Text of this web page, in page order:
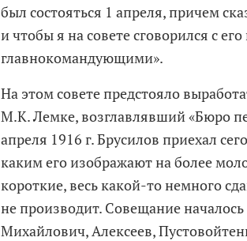
был состояться 1 апреля, причем
и чтобы я на совете сговорился с
главнокомандующими».
На этом совете предстояло
М.К. Лемке, возглавлявший «Бюро
апреля 1916 г. Брусилов приехал
каким его изображают на более
короткие, весь какой-то немного
не производит. Совещание
Михайлович, Алексеев,